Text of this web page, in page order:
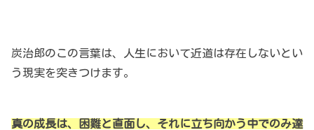
炭治郎のこの言葉は、人生において近道は存在しないとい
う現実を突きつけます。
真の成長は、困難と直面し、それに立ち向かう中でのみ達